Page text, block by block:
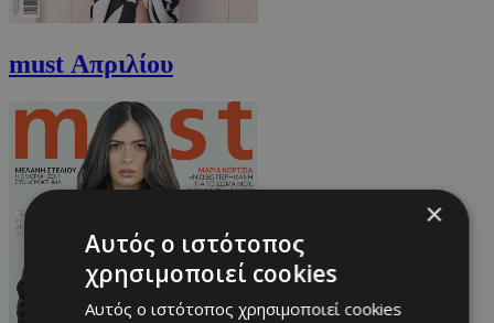
must Απριλίου
×
Αυτός ο ιστότοπος
χρησιμοποιεί cookies
Αυτός ο ιστότοπος χρησιμοποιεί cookies